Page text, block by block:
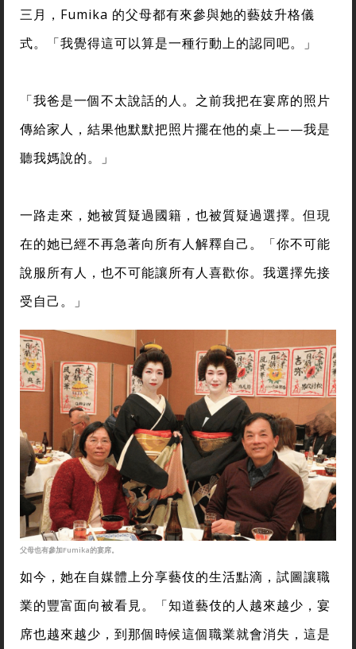
三月，Fumika 的父母都有來參與她的藝妓升格儀
式。「我覺得這可以算是一種行動上的認同吧。」
「我爸是一個不太說話的人。之前我把在宴席的照片
傳給家人，結果他默默把照片擺在他的桌上——我是
聽我媽說的。」
一路走來，她被質疑過國籍，也被質疑過選擇。但現
在的她已經不再急著向所有人解釋自己。「你不可能
說服所有人，也不可能讓所有人喜歡你。我選擇先接
受自己。」
父母也有參加Fumika的宴席。
如今，她在自媒體上分享藝伎的生活點滴，試圖讓職
業的豐富面向被看見。「知道藝伎的人越來越少，宴
席也越來越少，到那個時候這個職業就會消失，這是